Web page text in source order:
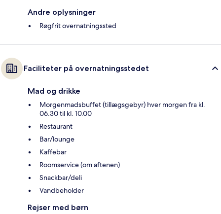
Andre oplysninger
Røgfrit overnatningssted
Faciliteter på overnatningsstedet
Mad og drikke
Morgenmadsbuffet (tillægsgebyr) hver morgen fra kl.
06.30 til kl. 10.00
Restaurant
Bar/lounge
Kaffebar
Roomservice (om aftenen)
Snackbar/deli
Vandbeholder
Rejser med børn